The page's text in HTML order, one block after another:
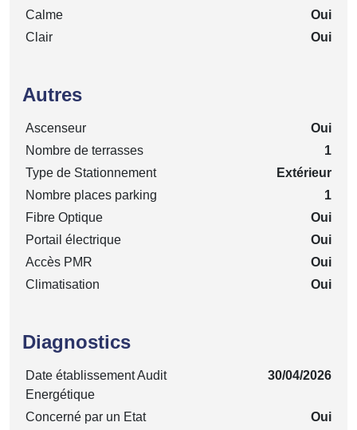
Calme
Oui
Clair
Oui
Autres
Ascenseur
Oui
Nombre de terrasses
1
Type de Stationnement
Extérieur
Nombre places parking
1
Fibre Optique
Oui
Portail électrique
Oui
Accès PMR
Oui
Climatisation
Oui
Diagnostics
Date établissement Audit
Energétique
30/04/2026
Concerné par un Etat
Oui